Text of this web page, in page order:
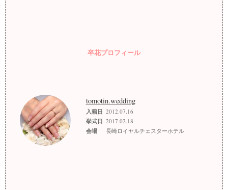
卒花プロフィール
tomotin.wedding
入籍日 2012.07.16
挙式日 2017.02.18
会場 長崎ロイヤルチェスターホテル